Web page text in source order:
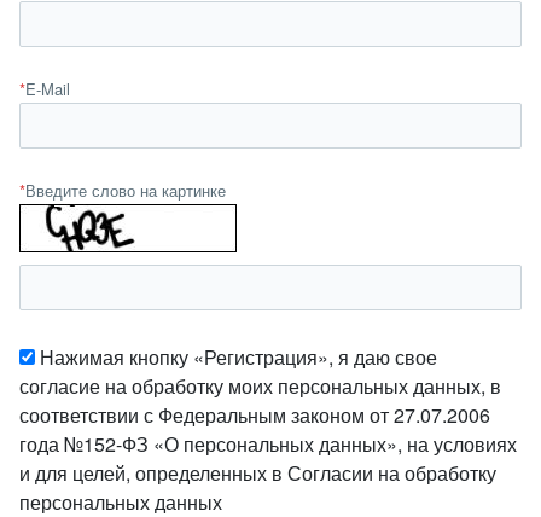
*E-Mail
*Введите слово на картинке
Нажимая кнопку «Регистрация», я даю свое
согласие на обработку моих персональных данных, в
соответствии с Федеральным законом от 27.07.2006
года №152-ФЗ «О персональных данных», на условиях
и для целей, определенных в Согласии на обработку
персональных данных